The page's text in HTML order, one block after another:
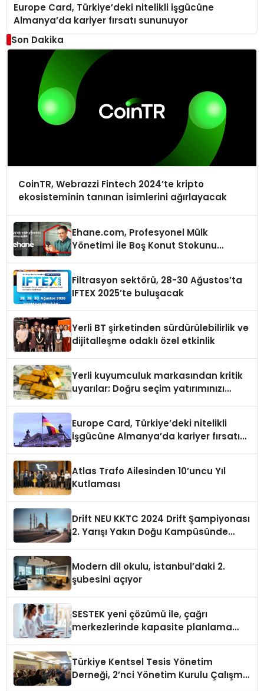
Europe Card, Türkiye’deki nitelikli işgücüne
Almanya’da kariyer fırsatı sununuyor
Son Dakika
CoinTR, Webrazzi Fintech 2024’te kripto
ekosisteminin tanınan isimlerini ağırlayacak
Ehane.com, Profesyonel Mülk
Yönetimi İle Boş Konut Stokunu
Filtrasyon sektörü, 28-30 Ağustos’ta
IFTEX 2025’te buluşacak
Yerli BT şirketinden sürdürülebilirlik ve
dijitalleşme odaklı özel etkinlik
Yerli kuyumculuk markasından kritik
uyarılar: Doğru seçim yatırımınızı
Europe Card, Türkiye’deki nitelikli
işgücüne Almanya’da kariyer fırsatı
Atlas Trafo Ailesinden 10’uncu Yıl
Kutlaması
Drift NEU KKTC 2024 Drift Şampiyonası
2. Yarışı Yakın Doğu Kampüsünde
Modern dil okulu, İstanbul’daki 2.
şubesini açıyor
SESTEK yeni çözümü ile, çağrı
merkezlerinde kapasite planlama
Türkiye Kentsel Tesis Yönetim
Derneği, 2’nci Yönetim Kurulu Çalışma